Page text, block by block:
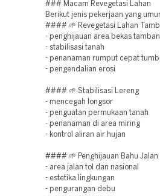
### Macam Revegetasi Lahan
Berikut jenis pekerjaan yang
#### 🌱 Revegetasi Lahan
- penghijauan area bekas
- stabilisasi tanah
- penanaman rumput cepat
- pengendalian erosi
#### 🌱 Stabilisasi Lereng
- mencegah longsor
- penguatan permukaan tanah
- penanaman di area miring
- kontrol aliran air hujan
#### 🌱 Penghijauan Bahu Jalan
- area jalan tol dan nasional
- estetika lingkungan
- pengurangan debu